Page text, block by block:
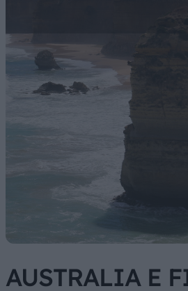
AUSTRALIA E